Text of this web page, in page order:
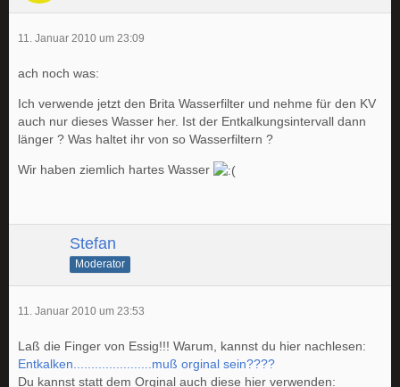
11. Januar 2010 um 23:09
ach noch was:
Ich verwende jetzt den Brita Wasserfilter und nehme für den KV
auch nur dieses Wasser her. Ist der Entkalkungsintervall dann
länger ? Was haltet ihr von so Wasserfiltern ?
Wir haben ziemlich hartes Wasser
Stefan
Moderator
11. Januar 2010 um 23:53
Laß die Finger von Essig!!! Warum, kannst du hier nachlesen:
Entkalken......................muß orginal sein????
Du kannst statt dem Orginal auch diese hier verwenden: